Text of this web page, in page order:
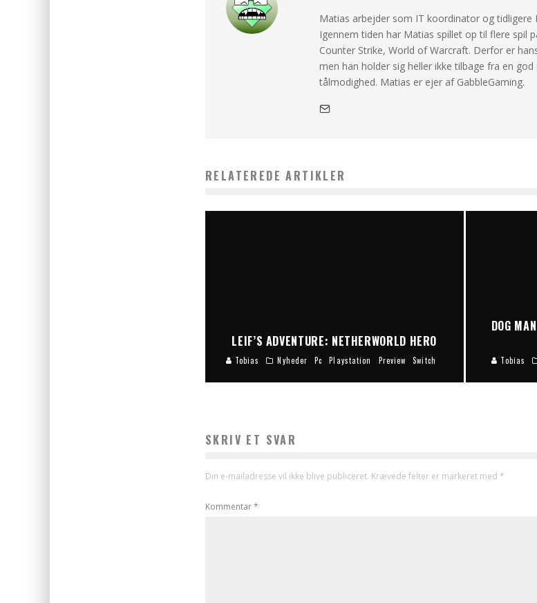
Matias arbejder som IT koordinator og tidligere
Igennem tiden har Matias spillet op til flere spil
Counter Strike, World of Warcraft. Derfor er
men han holder sig heller ikke tilbage fra en
tålmodighed. Matias er ejer af GabbleGaming.
RELATEREDE ARTIKLER
LEIF’S ADVENTURE: NETHERWORLD HERO
Tobias Nyheder Pc Playstation Preview Switch
DOG
Tobias
SKRIV ET SVAR
Din e-mailadresse vil ikke blive publiceret. Krævede felter er markeret med *
Kommentar*